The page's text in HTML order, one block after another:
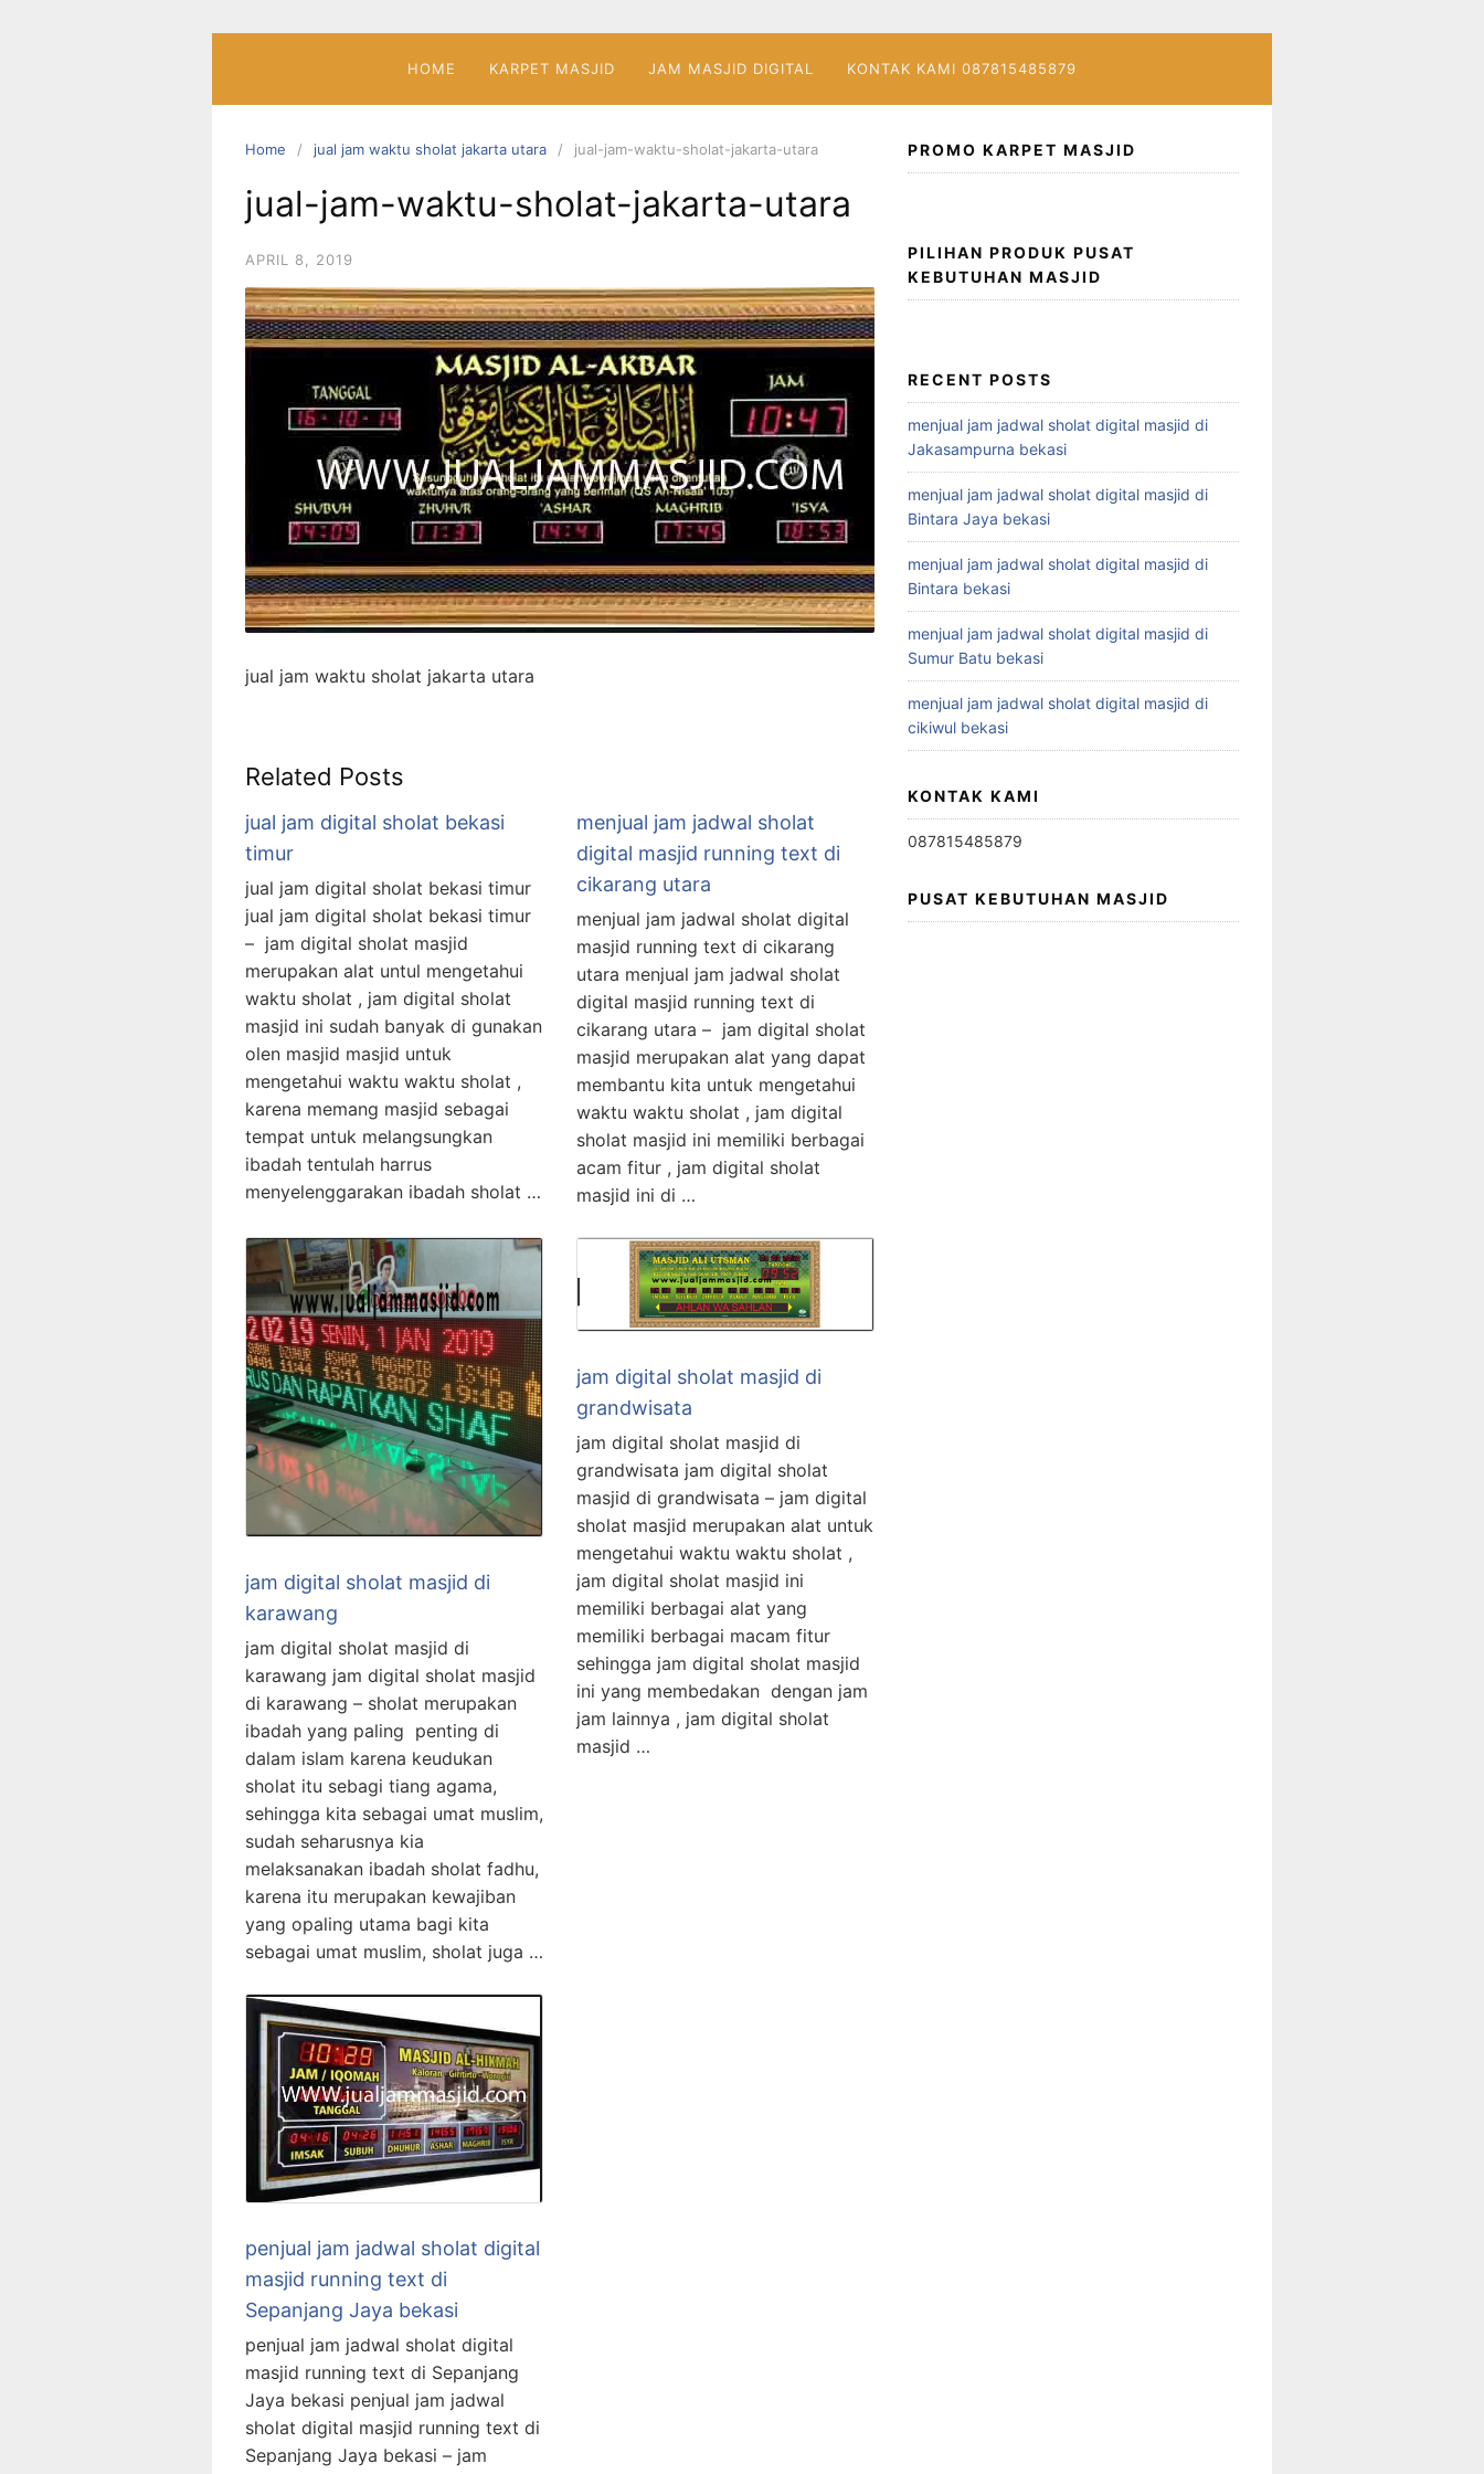
HOME KARPET MASJID JAM MASJID DIGITAL KONTAK KAMI 087815485879
Home jual jam waktu sholat jakarta utara jual-jam-waktu-sholat-jakarta-utara
jual-jam-waktu-sholat-jakarta-utara
APRIL 8, 2019
jual jam waktu sholat jakarta utara
Related Posts
jual jam digital sholat bekasi
timur
jual jam digital sholat bekasi timur
jual jam digital sholat bekasi timur
– jam digital sholat masjid
merupakan alat untul mengetahui
waktu sholat , jam digital sholat
masjid ini sudah banyak di gunakan
olen masjid masjid untuk
mengetahui waktu waktu sholat ,
karena memang masjid sebagai
tempat untuk melangsungkan
ibadah tentulah harrus
menyelenggarakan ibadah sholat …
menjual jam jadwal sholat
digital masjid running text di
cikarang utara
menjual jam jadwal sholat digital
masjid running text di cikarang
utara menjual jam jadwal sholat
digital masjid running text di
cikarang utara – jam digital sholat
masjid merupakan alat yang dapat
membantu kita untuk mengetahui
waktu waktu sholat , jam digital
sholat masjid ini memiliki berbagai
acam fitur , jam digital sholat
masjid ini di …
jam digital sholat masjid di
karawang
jam digital sholat masjid di
karawang jam digital sholat masjid
di karawang – sholat merupakan
ibadah yang paling penting di
dalam islam karena keudukan
sholat itu sebagi tiang agama,
sehingga kita sebagai umat muslim,
sudah seharusnya kia
melaksanakan ibadah sholat fadhu,
karena itu merupakan kewajiban
yang opaling utama bagi kita
sebagai umat muslim, sholat juga …
jam digital sholat masjid di
grandwisata
jam digital sholat masjid di
grandwisata jam digital sholat
masjid di grandwisata – jam digital
sholat masjid merupakan alat untuk
mengetahui waktu waktu sholat ,
jam digital sholat masjid ini
memiliki berbagai alat yang
memiliki berbagai macam fitur
sehingga jam digital sholat masjid
ini yang membedakan dengan jam
jam lainnya , jam digital sholat
masjid …
penjual jam jadwal sholat digital
masjid running text di
Sepanjang Jaya bekasi
penjual jam jadwal sholat digital
masjid running text di Sepanjang
Jaya bekasi penjual jam jadwal
sholat digital masjid running text di
Sepanjang Jaya bekasi – jam
PROMO KARPET MASJID
PILIHAN PRODUK PUSAT
KEBUTUHAN MASJID
RECENT POSTS
menjual jam jadwal sholat digital masjid di
Jakasampurna bekasi
menjual jam jadwal sholat digital masjid di
Bintara Jaya bekasi
menjual jam jadwal sholat digital masjid di
Bintara bekasi
menjual jam jadwal sholat digital masjid di
Sumur Batu bekasi
menjual jam jadwal sholat digital masjid di
cikiwul bekasi
KONTAK KAMI
087815485879
PUSAT KEBUTUHAN MASJID